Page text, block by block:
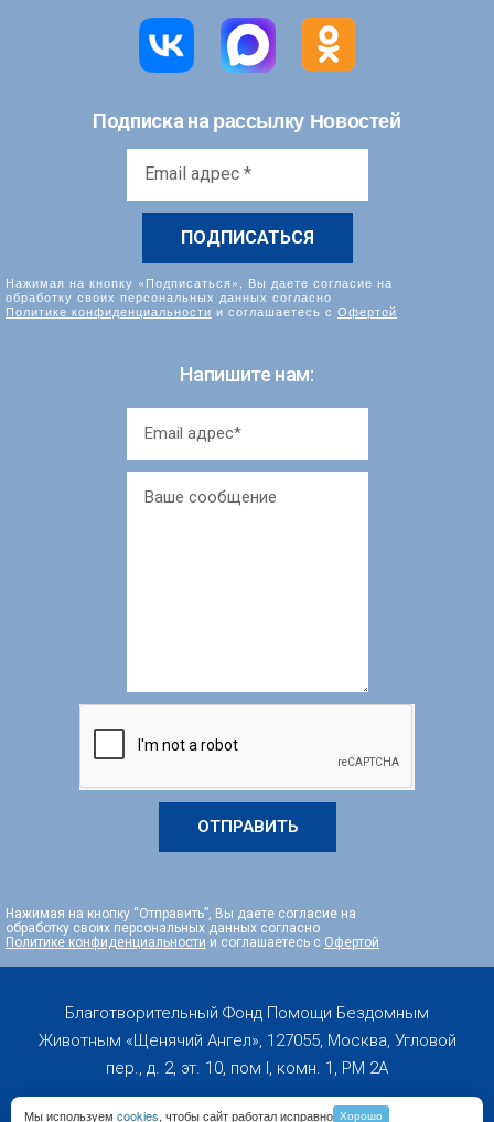
Подписка на рассылку Новостей
Нажимая на кнопку «Подписаться», Вы даете согласие на
обработку своих персональных данных согласно
Политике конфиденциальности и соглашаетесь с Офертой
Напишите нам:
ОТПРАВИТЬ
Нажимая на кнопку “Отправить”, Вы даете согласие на
обработку своих персональных данных согласно
Политике конфиденциальности и соглашаетесь с Офертой
Благотворительный Фонд Помощи Бездомным
Животным «Щенячий Ангел», 127055, Москва, Угловой
пер., д. 2, эт. 10, пом I, комн. 1, PM 2А
Мы используем cookies, чтобы сайт работал исправно Хорошо